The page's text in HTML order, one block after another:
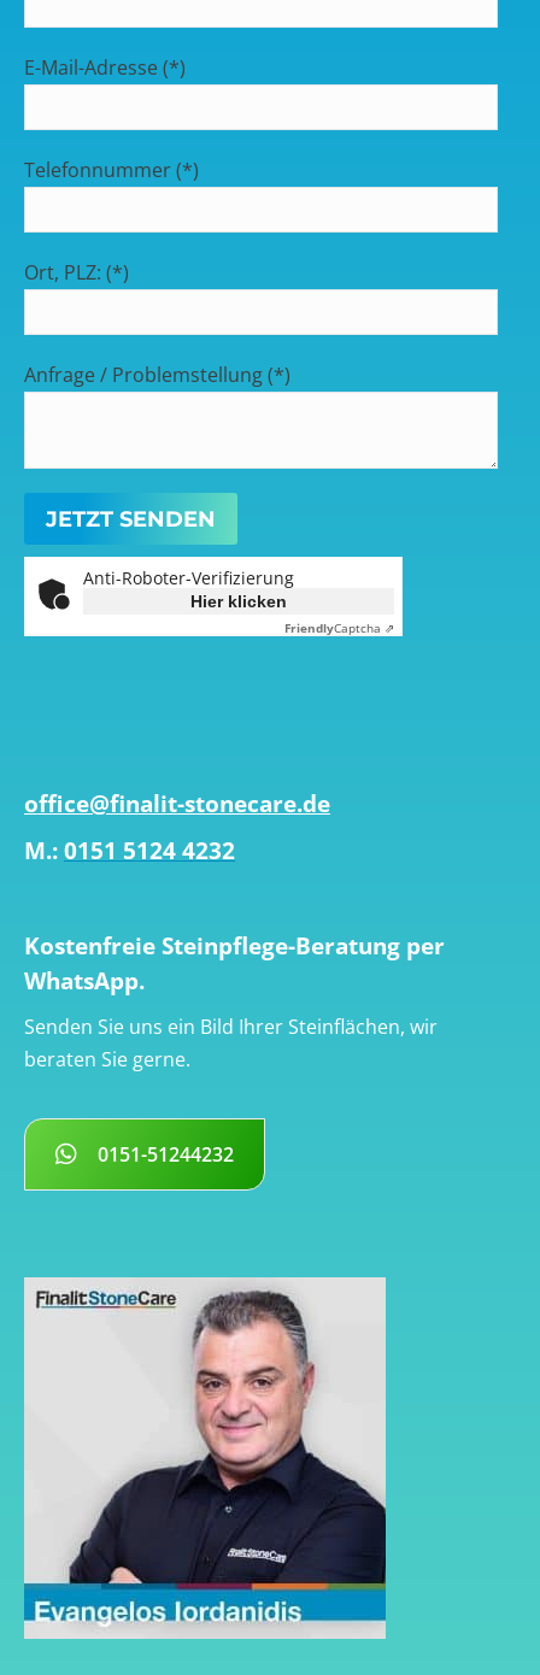
E-Mail-Adresse (*)
Telefonnummer (*)
Ort, PLZ: (*)
Anfrage / Problemstellung (*)
Anti-Roboter-Verifizierung
Hier klicken
FriendlyCaptcha ⇗
office@finalit-stonecare.de
M.: 0151 5124 4232
Kostenfreie Steinpflege-Beratung per
WhatsApp.
Senden Sie uns ein Bild Ihrer Steinflächen, wir
beraten Sie gerne.
0151-51244232